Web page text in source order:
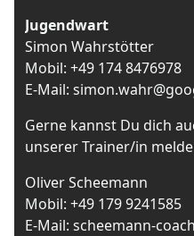
Jugendwart
Simon Wahrstötter
Mobil: +49 174 8476978
E-Mail:
Gerne kannst Du dich
unserer Trainer/in
Oliver Scheemann
Mobil: +49 179 9241585
E-Mail: scheemann-